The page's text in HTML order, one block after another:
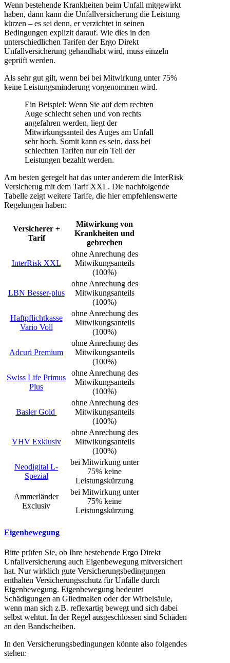
Wenn bestehende Krankheiten beim Unfall mitgewirkt
haben, dann kann die Unfallversicherung die Leistung
kürzen – es sei denn, er verzichtet in seinen
Bedingungen explizit darauf. Wie dies in den
unterschiedlichen Tarifen der Ergo Direkt
Unfallversicherung gehandhabt wird, muss einzeln
geprüft werden.
Als sehr gut gilt, wenn bei bei Mitwirkung unter 75%
keine Leistungsminderung vorgenommen wird.
Ein Beispiel: Wenn Sie auf dem rechten
Auge schlecht sehen und von rechts
angefahren werden, liegt der
Mitwirkungsanteil des Auges am Unfall
sehr hoch. Somit kann es sein, dass bei
schlechten Tarifen nur ein Teil der
Leistungen bezahlt werden.
Am besten geregelt hat das unter anderem die InterRisk
Versicherug mit dem Tarif XXL. Die nachfolgende
Tabelle zeigt weitere Tarife, die hier empfehlenswerte
Regelungen haben:
Versicherer +
Tarif
Mitwirkung von
Krankheiten und
gebrechen
InterRisk XXL
ohne Anrechung des
Mitwikungsanteils
(100%)
LBN Besser-plus
ohne Anrechung des
Mitwikungsanteils
(100%)
Haftpflichtkasse
Vario Voll
ohne Anrechung des
Mitwikungsanteils
(100%)
Adcuri Premium
ohne Anrechung des
Mitwikungsanteils
(100%)
Swiss Life Primus
Plus
ohne Anrechung des
Mitwikungsanteils
(100%)
Basler Gold
ohne Anrechung des
Mitwikungsanteils
(100%)
VHV Exklusiv
ohne Anrechung des
Mitwikungsanteils
(100%)
Neodigital L-
Spezial
bei Mitwirkung unter
75% keine
Leistungskürzung
Ammerländer
Exclusiv
bei Mitwirkung unter
75% keine
Leistungskürzung
Eigenbewegung
Bitte prüfen Sie, ob Ihre bestehende Ergo Direkt
Unfallversicherung auch Eigenbewegung mitversichert
hat. Nur wirklich gute Versicherungsbedingungen
enthalten Versicherungsschutz für Unfälle durch
Eigenbewegung. Eigenbewegung bedeutet
Schädigungen an Gliedmaßen oder der Wirbelsäule,
wenn man sich z.B. reflexartig bewegt und sich dabei
selbst wehtut. In der Regel ausgeschlossen sind Schäden
an den Bandscheiben.
In den Versicherungsbedingungen könnte also folgendes
stehen: